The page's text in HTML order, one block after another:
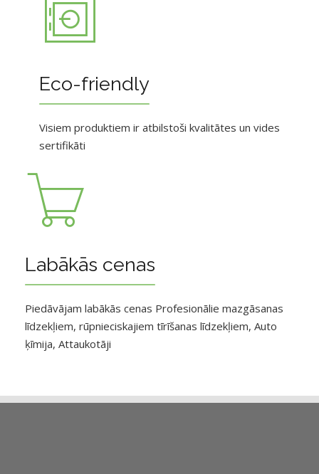
Eco-friendly
Visiem produktiem ir atbilstoši kvalitātes un vides
sertifikāti
Labākās cenas
Piedāvājam labākās cenas Profesionālie mazgāsanas
līdzekļiem, rūpnieciskajiem tīrīšanas līdzekļiem, Auto
ķīmija, Attaukotāji